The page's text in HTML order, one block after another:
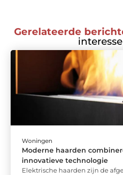
Gerelateerde
Woningen
Moderne haarden
innovatieve technologie
Elektrische haarden zijn de